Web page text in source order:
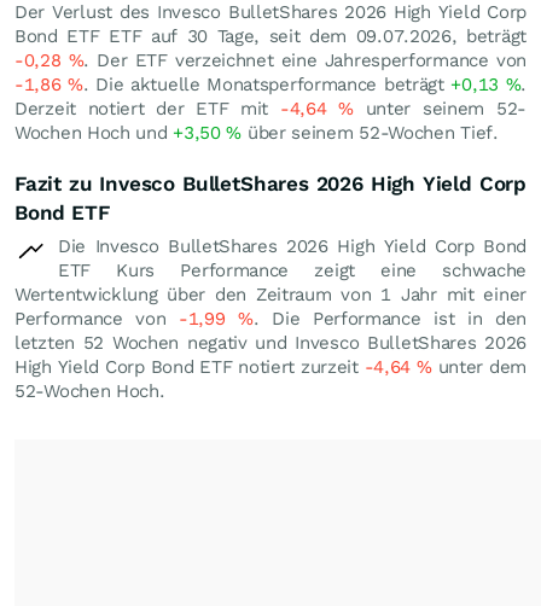
Der Verlust des Invesco BulletShares 2026 High Yield Corp
Bond ETF ETF auf 30 Tage, seit dem 09.07.2026, beträgt
-0,28 %. Der ETF verzeichnet eine Jahresperformance von
-1,86%. Die aktuelle Monatsperformance beträgt +0,13 %.
Derzeit notiert der ETF mit -4,64%unter seinem 52-
Wochen Hoch und +3,50% über seinem 52-Wochen Tief.
Fazit zu Invesco BulletShares 2026 High Yield Corp
Bond ETF
Die Invesco BulletShares 2026 High Yield Corp Bond
ETF Kurs Performance zeigt eine schwache
Wertentwicklung über den Zeitraum von 1 Jahr mit einer
Performance von -1,99%. Die Performance ist in den
letzten 52 Wochen negativ und Invesco BulletShares 2026
High Yield Corp Bond ETF notiert zurzeit -4,64%unter dem
52-Wochen Hoch.